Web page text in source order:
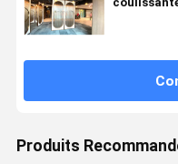
Produits